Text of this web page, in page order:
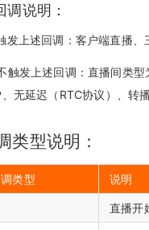
调说明：
发上述回调：客户端直播
触发上述回调：直播间类
、无延迟（RTC协议）、转
类型说明：
类型 说明
直播开